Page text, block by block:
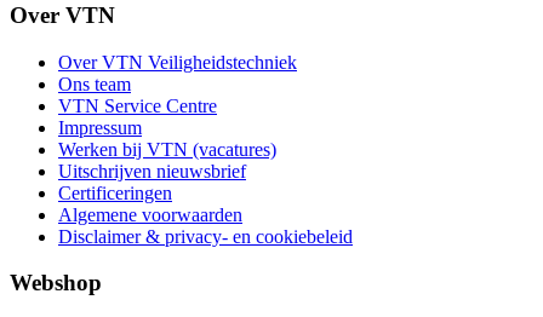
Over VTN
Over VTN Veiligheidstechniek
Ons team
VTN Service Centre
Impressum
Werken bij VTN (vacatures)
Uitschrijven nieuwsbrief
Certificeringen
Algemene voorwaarden
Disclaimer & privacy- en cookiebeleid
Webshop